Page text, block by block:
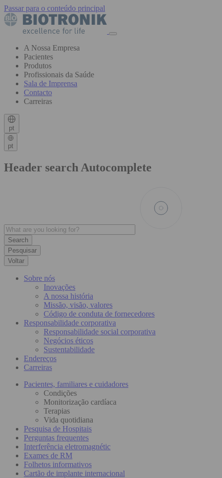
Passar para o conteúdo principal
A Nossa Empresa
Pacientes
Produtos
Profissionais da Saúde
Sala de Imprensa
Contacto
Carreiras
pt
pt
Header search Autocomplete
Pesquisar
Voltar
Sobre nós
Inovações
A nossa história
Missão, visão, valores
Código de conduta de fornecedores
Responsabilidade corporativa
Responsabilidade social corporativa
Negócios éticos
Sustentabilidade
Endereços
Carreiras
Pacientes, familiares e cuidadores
Condições
Monitorização cardíaca
Terapias
Vida quotidiana
Pesquisa de Hospitais
Perguntas frequentes
Interferência eletromagnétic
Exames de RM
Folhetos informativos
Cartão de implante internacional